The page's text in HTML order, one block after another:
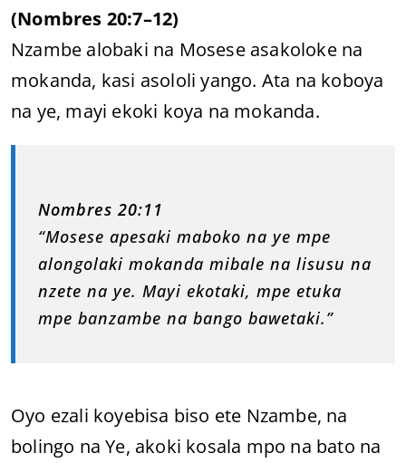
(Nombres 20:7–12)
Nzambe alobaki na Mosese asakoloke na
mokanda, kasi asololi yango. Ata na koboya
na ye, mayi ekoki koya na mokanda.
Nombres 20:11
“Mosese apesaki maboko na ye mpe
alongolaki mokanda mibale na lisusu na
nzete na ye. Mayi ekotaki, mpe etuka
mpe banzambe na bango bawetaki.”
Oyo ezali koyebisa biso ete Nzambe, na
bolingo na Ye, akoki kosala mpo na bato na